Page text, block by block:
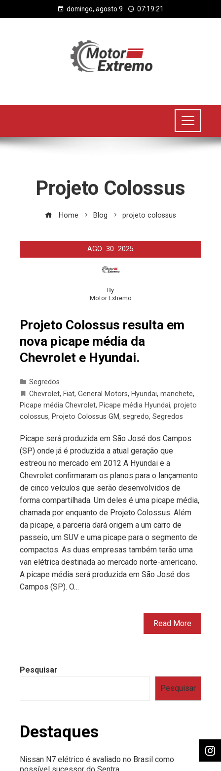
domingo, agosto 9 07:19:21
Projeto Colossus
Home Blog projeto colossus
AGO 30 2025
By
Motor Extremo
Projeto Colossus resulta em
nova picape média da
Chevrolet e Hyundai.
Segredos
Chevrolet, Fiat, General Motors, Hyundai, manchete,
Picape média Chevrolet, Picape média Hyundai, projeto
colossus, Projeto Colossus GM, segredo, Segredos
Picape será produzida em São José dos Campos
(SP) onde já é produzida a atual geração que
estreou no mercado em 2012 A Hyundai e a
Chevrolet confirmaram os planos para o lançamento
de cinco veículos que serão desenvolvidos de
forma compartilhada. Um deles é uma picape média,
chamada por enquanto de Projeto Colossus. Além
da picape, a parceria dará origem a um carro de
passeio, um SUV e uma picape para o segmento de
compactos. As duas empresas também terão uma
van elétrica destinada ao mercado norte-americano.
A picape média será produzida em São José dos
Campos (SP). O…
Read More
Pesquisar
Pesquisar
Destaques
Nissan N7 elétrico é avaliado no Brasil como